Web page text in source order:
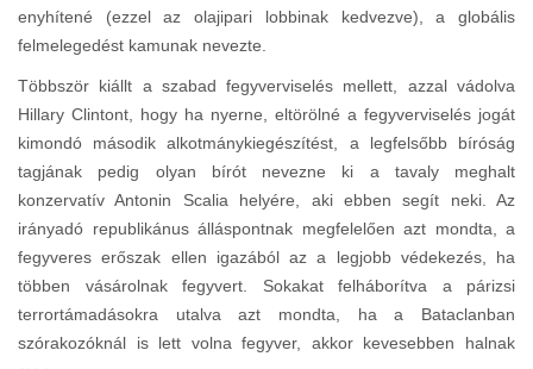
enyhítené (ezzel az olajipari lobbinak kedvezve), a globális
felmelegedést kamunak nevezte.
Többször kiállt a szabad fegyverviselés mellett, azzal vádolva
Hillary Clintont, hogy ha nyerne, eltörölné a fegyverviselés jogát
kimondó második alkotmánykiegészítést, a legfelsőbb bíróság
tagjának pedig olyan bírót nevezne ki a tavaly meghalt
konzervatív Antonin Scalia helyére, aki ebben segít neki. Az
irányadó republikánus álláspontnak megfelelően azt mondta, a
fegyveres erőszak ellen igazából az a legjobb védekezés, ha
többen vásárolnak fegyvert. Sokakat felháborítva a párizsi
terrortámadásokra utalva azt mondta, ha a Bataclanban
szórakozóknál is lett volna fegyver, akkor kevesebben halnak